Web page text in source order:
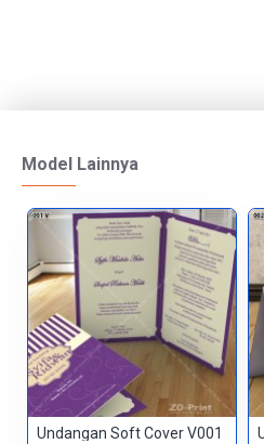
Model Lainnya
Undangan Soft Cover V001